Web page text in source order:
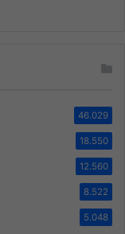
46.029
18.550
12.560
8.522
5.048